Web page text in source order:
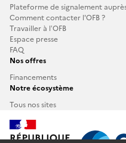
Plateforme de signalement
Comment contacter l'OFB ?
Travailler à l’OFB
Espace presse
FAQ
Nos offres
Financements
Notre écosystème
Tous nos sites